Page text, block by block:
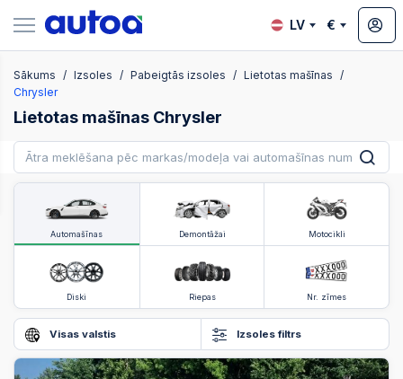
LV €
Sākums Izsoles Pabeigtās izsoles
Lietotas mašīnas
Chrysler
Lietotas mašīnas Chrysler
Automašīnas Demontāžai Motocikli
Diski Riepas Nr. zīmes
Visas valstis Izsoles filtrs